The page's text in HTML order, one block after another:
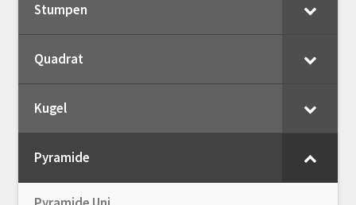
Stumpen
Quadrat
Kugel
Pyramide